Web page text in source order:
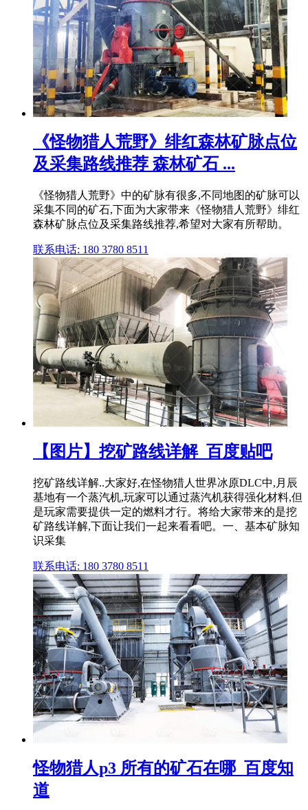
《怪物猎人荒野》绯红森林矿脉点位
及采集路线推荐 森林矿石 ...
《怪物猎人荒野》中的矿脉有很多,不同地图的矿脉可以
采集不同的矿石,下面为大家带来《怪物猎人荒野》绯红
森林矿脉点位及采集路线推荐,希望对大家有所帮助。
联系电话: 180 3780 8511
【图片】挖矿路线详解_百度贴吧
挖矿路线详解..大家好,在怪物猎人世界冰原DLC中,月辰
基地有一个蒸汽机,玩家可以通过蒸汽机获得强化材料,但
是玩家需要提供一定的燃料才行。将给大家带来的是挖
矿路线详解,下面让我们一起来看看吧。一、基本矿脉知
识采集
联系电话: 180 3780 8511
怪物猎人p3 所有的矿石在哪_百度知
道